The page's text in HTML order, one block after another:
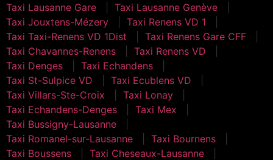
Taxi Lausanne Gare
Taxi Lausanne Genève
Taxi Jouxtens-Mézery
Taxi Renens VD 1
Taxi Taxi-Renens VD 1Dist
Taxi Renens Gare CFF
Taxi Chavannes-Renens
Taxi Renens VD
Taxi Denges
Taxi Echandens
Taxi St-Sulpice VD
Taxi Ecublens VD
Taxi Villars-Ste-Croix
Taxi Lonay
Taxi Echandens-Denges
Taxi Mex
Taxi Bussigny-Lausanne
Taxi Romanel-sur-Lausanne
Taxi Bournens
Taxi Boussens
Taxi Cheseaux-Lausanne